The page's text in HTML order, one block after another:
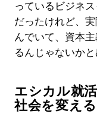
っているビジネ
だったけれど、
んでいて、資本
るんじゃないかと
エシカル就
社会を変える